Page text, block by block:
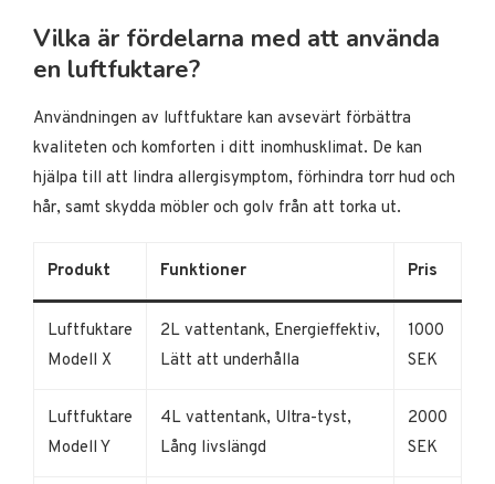
Vilka är fördelarna med att använda
en luftfuktare?
Användningen av luftfuktare kan avsevärt förbättra
kvaliteten och komforten i ditt inomhusklimat. De kan
hjälpa till att lindra allergisymptom, förhindra torr hud och
hår, samt skydda möbler och golv från att torka ut.
Produkt Funktioner Pris
Luftfuktare
Modell X
2L vattentank, Energieffektiv,
Lätt att underhålla
1000
SEK
Luftfuktare
Modell Y
4L vattentank, Ultra-tyst,
Lång livslängd
2000
SEK